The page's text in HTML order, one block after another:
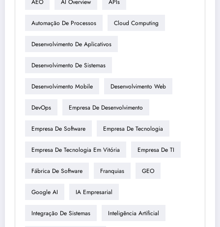
AEO AI Overview APIs
Automação De Processos Cloud Computing
Desenvolvimento De Aplicativos
Desenvolvimento De Sistemas
Desenvolvimento Mobile Desenvolvimento Web
DevOps Empresa De Desenvolvimento
Empresa De Software Empresa De Tecnologia
Empresa De Tecnologia Em Vitória Empresa De TI
Fábrica De Software Franquias GEO
Google AI IA Empresarial
Integração De Sistemas Inteligência Artificial